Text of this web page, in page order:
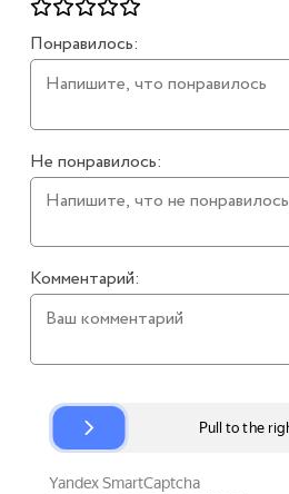
Понравилось:
Не понравилось:
Комментарий: